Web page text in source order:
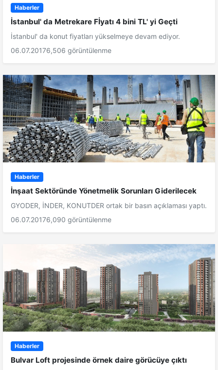
Haberler
İstanbul' da Metrekare Fİyatı 4 bini TL' yi Geçti
İstanbul' da konut fiyatları yükselmeye devam ediyor.
06.07.20176,506 görüntülenme
Haberler
İnşaat Sektöründe Yönetmelik Sorunları Giderilecek
GYODER, İNDER, KONUTDER ortak bir basın açıklaması yaptı.
06.07.20176,090 görüntülenme
Haberler
Bulvar Loft projesinde örnek daire görücüye çıktı